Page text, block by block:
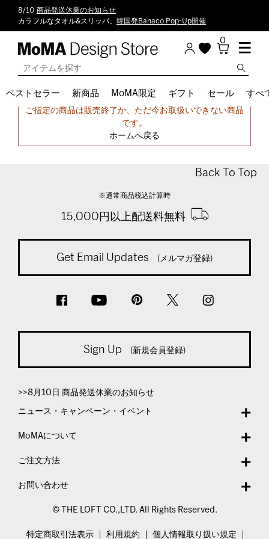
8/10 商品発送休業のお知らせ
カラフルなタオル&スリッパ。 韓国発Banaco Pop-Up開催
0
ベストセラー 新商品 MoMA限定 ギフト セール すべ
申し訳ございません。
ご指定の商品は販売終了か、ただ今お取扱いできない商品
です。
ホームへ戻る
Back To Top
※通常商品税込計算時
15,000円以上配送料無料
Get Email Updates (メルマガ登録)
Sign Up (新規会員登録)
>>8月10日 商品発送休業のお知らせ
ニュース・キャンペーン・イベント
MoMAについて
ご注文方法
お問い合わせ
© THE LOFT CO.,LTD. All Rights Reserved.
特定商取引法表示 利用規約 個人情報取り扱い規定